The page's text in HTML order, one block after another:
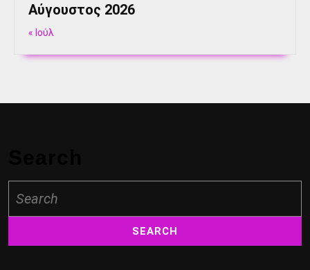
Αύγουστος 2026
« Ιούλ
for: